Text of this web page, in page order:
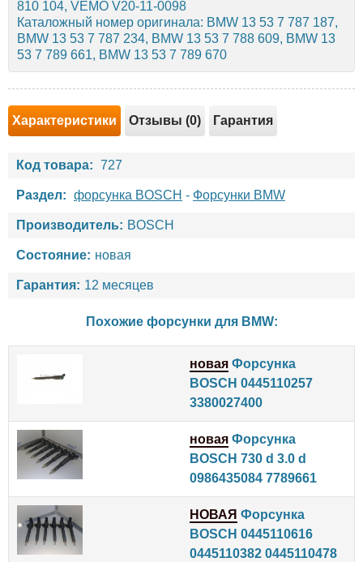
810 104, VEMO V20-11-0098
Каталожный номер оригинала: BMW 13 53 7 787 187,
BMW 13 53 7 787 234, BMW 13 53 7 788 609, BMW 13
53 7 789 661, BMW 13 53 7 789 670
Характеристики Отзывы (0) Гарантия
Код товара: 727
Раздел: форсунка BOSCH - Форсунки BMW
Производитель: BOSCH
Состояние: новая
Гарантия: 12 месяцев
Похожие форсунки для BMW:
новая Форсунка
BOSCH 0445110257
3380027400
новая Форсунка
BOSCH 730 d 3.0 d
0986435084 7789661
НОВАЯ Форсунка
BOSCH 0445110616
0445110382 0445110478